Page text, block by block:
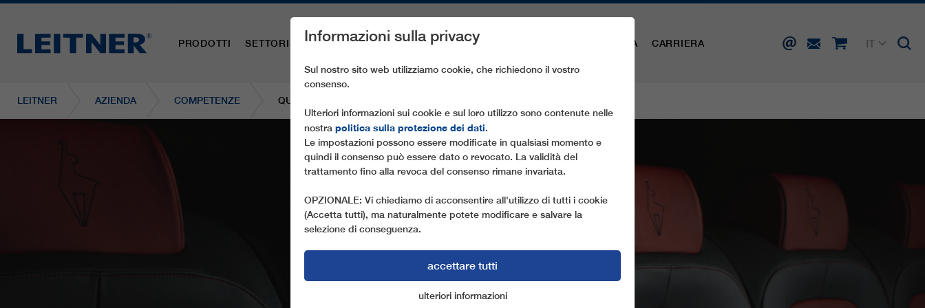
PRODOTTI SETTORI PEZZI DI RICAMBIO ASSISTENZA CLIENTI STAMPA CARRIERA
IT
LEITNER AZIENDA COMPETENZE QUALITÀ SUPERIORE
QUALITÀ SUPERIORE
Informazioni sulla privacy
Sul nostro sito web utilizziamo cookie, che richiedono il vostro
consenso.
Ulteriori informazioni sui cookie e sul loro utilizzo sono contenute nelle
nostra politica sulla protezione dei dati.
Le impostazioni possono essere modificate in qualsiasi momento e
quindi il consenso può essere dato o revocato. La validità del
trattamento fino alla revoca del consenso rimane invariata.
OPZIONALE: Vi chiediamo di acconsentire all'utilizzo di tutti i cookie
(Accetta tutti), ma naturalmente potete modificare e salvare la
selezione di conseguenza.
accettare tutti
cookie di marketing
ulteriori informazioni